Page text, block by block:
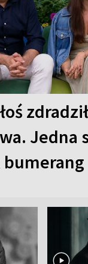
Jedna
bumerang